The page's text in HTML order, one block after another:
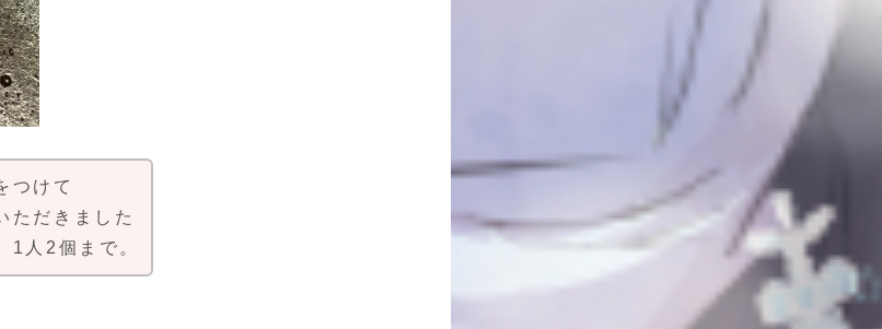
つけて
ただきました
人2個まで。